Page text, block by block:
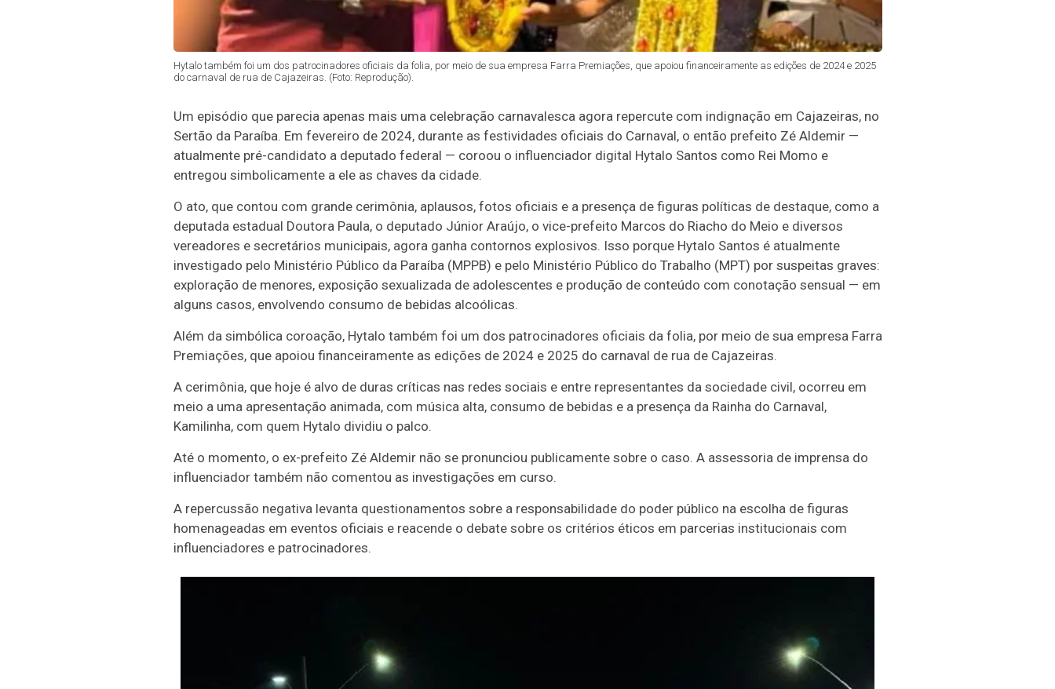
Hytalo também foi um dos patrocinadores oficiais da folia, por meio de sua empresa Farra Premiações, que apoiou financeiramente as edições de 2024 e 2025
do carnaval de rua de Cajazeiras. (Foto: Reprodução).
Um episódio que parecia apenas mais uma celebração carnavalesca agora repercute com indignação em Cajazeiras, no
Sertão da Paraíba. Em fevereiro de 2024, durante as festividades oficiais do Carnaval, o então prefeito Zé Aldemir —
atualmente pré-candidato a deputado federal — coroou o influenciador digital Hytalo Santos como Rei Momo e
entregou simbolicamente a ele as chaves da cidade.
O ato, que contou com grande cerimônia, aplausos, fotos oficiais e a presença de figuras políticas de destaque, como a
deputada estadual Doutora Paula, o deputado Júnior Araújo, o vice-prefeito Marcos do Riacho do Meio e diversos
vereadores e secretários municipais, agora ganha contornos explosivos. Isso porque Hytalo Santos é atualmente
investigado pelo Ministério Público da Paraíba (MPPB) e pelo Ministério Público do Trabalho (MPT) por suspeitas graves:
exploração de menores, exposição sexualizada de adolescentes e produção de conteúdo com conotação sensual — em
alguns casos, envolvendo consumo de bebidas alcoólicas.
Além da simbólica coroação, Hytalo também foi um dos patrocinadores oficiais da folia, por meio de sua empresa Farra
Premiações, que apoiou financeiramente as edições de 2024 e 2025 do carnaval de rua de Cajazeiras.
A cerimônia, que hoje é alvo de duras críticas nas redes sociais e entre representantes da sociedade civil, ocorreu em
meio a uma apresentação animada, com música alta, consumo de bebidas e a presença da Rainha do Carnaval,
Kamilinha, com quem Hytalo dividiu o palco.
Até o momento, o ex-prefeito Zé Aldemir não se pronunciou publicamente sobre o caso. A assessoria de imprensa do
influenciador também não comentou as investigações em curso.
A repercussão negativa levanta questionamentos sobre a responsabilidade do poder público na escolha de figuras
homenageadas em eventos oficiais e reacende o debate sobre os critérios éticos em parcerias institucionais com
influenciadores e patrocinadores.